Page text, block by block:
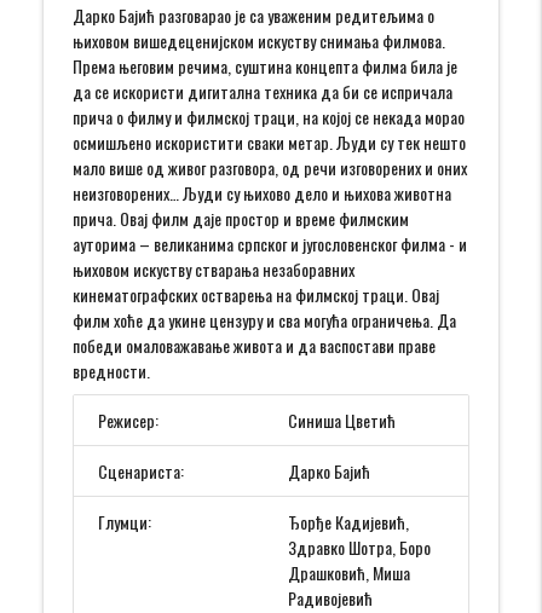
Дарко Бајић разговарао је са уваженим редитељима о
њиховом вишедеценијском искуству снимања филмова.
Према његовим речима, суштина концепта филма била је
да се искористи дигитална техника да би се испричала
прича о филму и филмској траци, на којој се некада морао
осмишљено искористити сваки метар. Људи су тек нешто
мало више од живог разговора, од речи изговорених и оних
неизговорених… Људи су њихово дело и њихова животна
прича. Овај филм даје простор и време филмским
ауторима – великанима српског и југословенског филма - и
њиховом искуству стварања незаборавних
кинематографских остварења на филмској траци. Овај
филм хоће да укине цензуру и сва могућа ограничења. Да
победи омаловажавање живота и да васпостави праве
вредности.
Режисер:
Синиша Цветић
Сценариста:
Дарко Бајић
Глумци:
Ђорђе Кадијевић,
Здравко Шотра, Боро
Драшковић, Миша
Радивојевић